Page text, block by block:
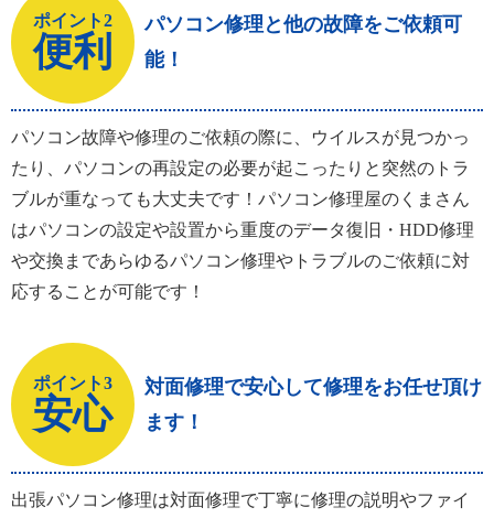
ポイント2
便利
パソコン修理と他の故障をご依頼可
能！
パソコン故障や修理のご依頼の際に、ウイルスが見つかっ
たり、パソコンの再設定の必要が起こったりと突然のトラ
ブルが重なっても大丈夫です！パソコン修理屋のくまさん
はパソコンの設定や設置から重度のデータ復旧・HDD修理
や交換まであらゆるパソコン修理やトラブルのご依頼に対
応することが可能です！
ポイント3
安心
対面修理で安心して修理をお任せ頂け
ます！
出張パソコン修理は対面修理で丁寧に修理の説明やファイ